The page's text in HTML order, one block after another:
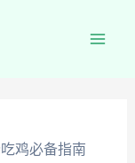
鸡必备指南